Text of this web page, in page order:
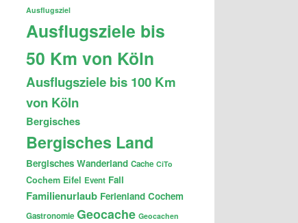
Ausflugsziel
Ausflugsziele bis
50 Km von Köln
Ausflugsziele bis 100 Km
von Köln
Bergisches
Bergisches Land
Bergisches Wanderland Cache CiTo
Cochem Eifel Event Fail
Familienurlaub Ferienland Cochem
Gastronomie Geocache Geocachen